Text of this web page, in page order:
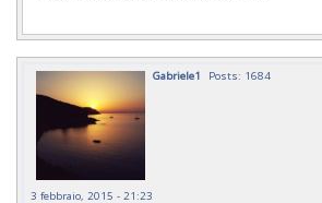
Gabriele1 Posts: 1684
3 febbraio, 2015 - 21:23